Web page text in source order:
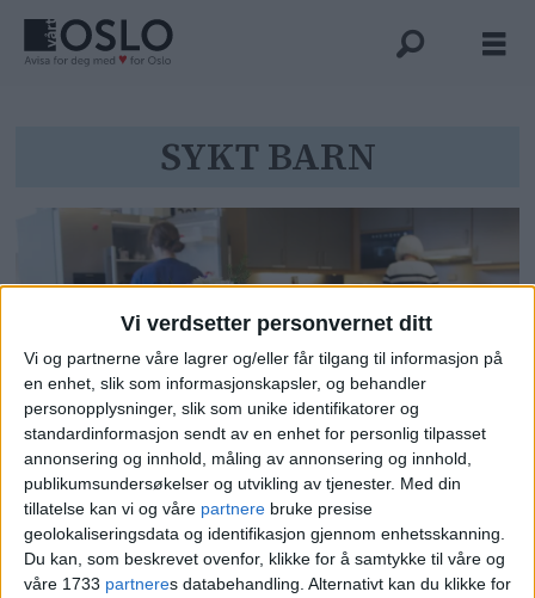
Vi verdsetter personvernet ditt
Vi og partnerne våre lagrer og/eller får tilgang til informasjon på
en enhet, slik som informasjonskapsler, og behandler
personopplysninger, slik som unike identifikatorer og
standardinformasjon sendt av en enhet for personlig tilpasset
annonsering og innhold, måling av annonsering og innhold,
publikumsundersøkelser og utvikling av tjenester. Med din
tillatelse kan vi og våre partnere bruke presise
geolokaliseringsdata og identifikasjon gjennom enhetsskanning.
Du kan, som beskrevet ovenfor, klikke for å samtykke til våre og
våre 1733 partneres databehandling. Alternativt kan du klikke for
sykt
barn
SYKT BARN
Sykehjemsansatte sa de var syke
eller hadde sykt barn: Jobbet på
andre sykehjem og fikk dobbel
lønn